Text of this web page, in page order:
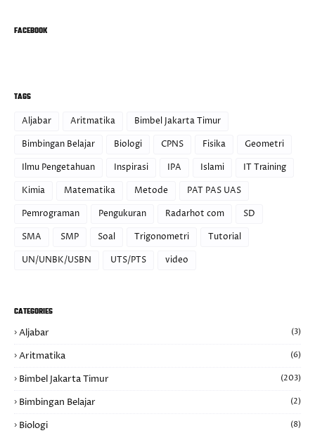
FACEBOOK
TAGS
Aljabar
Aritmatika
Bimbel Jakarta Timur
Bimbingan Belajar
Biologi CPNS Fisika
Geometri
Ilmu Pengetahuan
Inspirasi IPA Islami
IT Training
Kimia
Matematika Metode
PAT PAS UAS
Pemrograman
Pengukuran Radarhot com
SD
SMA
SMP Soal Trigonometri
Tutorial
UN/UNBK/USBN
UTS/PTS video
CATEGORIES
Aljabar (3)
Aritmatika (6)
Bimbel Jakarta Timur (203)
Bimbingan Belajar (2)
Biologi (8)